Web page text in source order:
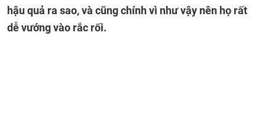
hậu quả ra sao, và cũng chính vì như vậy nên họ rất
dễ vướng vào rắc rối.